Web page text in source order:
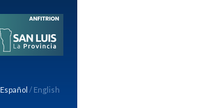
Español / English